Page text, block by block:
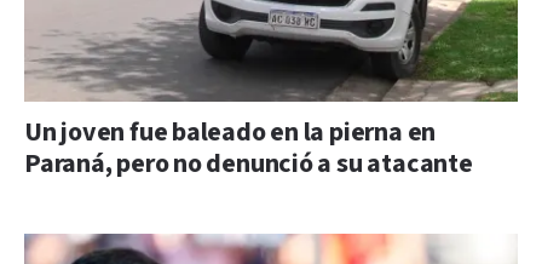
Un joven fue baleado en la pierna en
Paraná, pero no denunció a su atacante